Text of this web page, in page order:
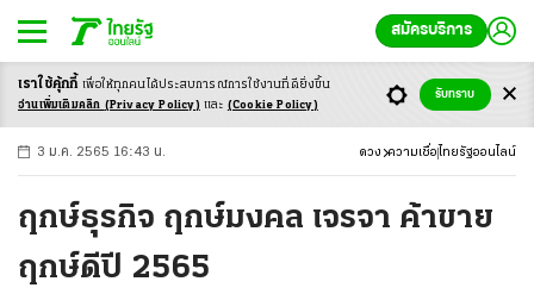
สมัครบริการ
-ก ก ก+
3 ม.ค. 2565 16:43 น. ดวง ความเชื่อ ไทยรัฐออนไลน์
ฤกษ์ธุรกิจ ฤกษ์มงคล เจรจา ค้าขาย
ฤกษ์ดีปี 2565
เราใช้คุ้กกี้ เพื่อให้ทุกคนได้ประสบการณ์การใช้งานที่ดียิ่งขึ้น
อ่านเพิ่มเติมคลิก (Privacy Policy) และ (Cookie Policy)
รับทราบ